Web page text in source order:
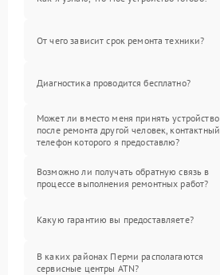
От чего зависит срок ремонта техники?
Диагностика проводится бесплатно?
Может ли вместо меня принять устройство
после ремонта другой человек, контактный
телефон которого я предоставлю?
Возможно ли получать обратную связь в
процессе выполнения ремонтных работ?
Какую гарантию вы предоставляете?
В каких районах Перми располагаются
сервисные центры ATN?